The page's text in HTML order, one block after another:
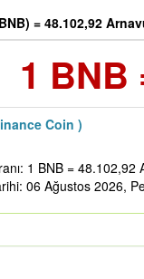
= 48.102,92
1 BNB
Coin )
1 BNB = 48.102,92
06 Ağustos 2026,